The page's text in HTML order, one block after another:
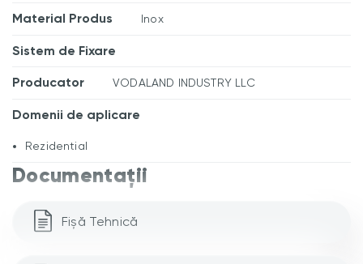
Material Produs Inox
Sistem de Fixare
Producator VODALAND INDUSTRY LLC
Domenii de aplicare
Rezidential
Documentații
Fișă Tehnică